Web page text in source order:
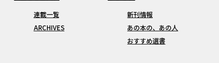
連載一覧
ARCHIVES
新刊情報
あの本の、あの人
おすすめ選書